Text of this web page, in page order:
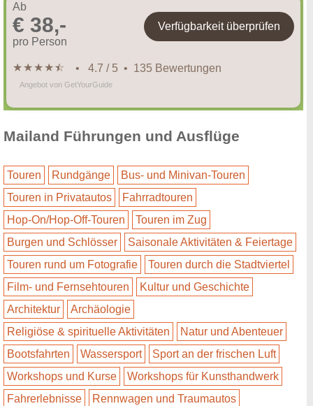
Ab
€ 38,-
pro Person
Verfügbarkeit überprüfen
★★★★★
☆ • 4.7 / 5 • 135 Bewertungen
Angebot von GetYourGuide
Mailand Führungen und Ausflüge
Touren Rundgänge
Bus- und Minivan-Touren
Touren in Privatautos
Fahrradtouren
Hop-On/Hop-Off-Touren
Touren im Zug
Burgen und Schlösser
Saisonale Aktivitäten & Feiertage
Touren rund um Fotografie
Touren durch die Stadtviertel
Film- und Fernsehtouren
Kultur und Geschichte
Architektur
Archäologie
Religiöse & spirituelle Aktivitäten
Natur und Abenteuer
Bootsfahrten
Wassersport
Sport an der frischen Luft
Workshops und Kurse
Workshops für Kunsthandwerk
Fahrerlebnisse
Rennwagen und Traumautos